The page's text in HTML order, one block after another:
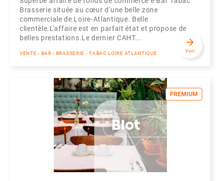
Brasserie située au cœur d'une belle zone
commerciale de Loire-Atlantique. Belle
clientèle.L'affaire est en parfait état et propose de
belles prestations.Le dernier CAHT...
VENTE - BAR - BRASSERIE - TABAC LOIRE ATLANTIQUE
arrow_forward
Voir
PREMIUM